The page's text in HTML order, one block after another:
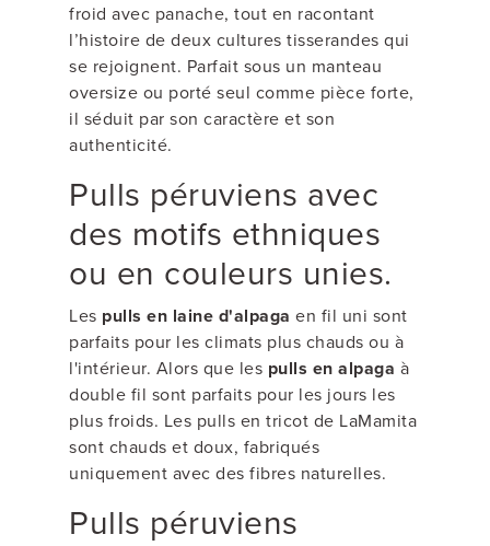
froid avec panache, tout en racontant
l’histoire de deux cultures tisserandes qui
se rejoignent. Parfait sous un manteau
oversize ou porté seul comme pièce forte,
il séduit par son caractère et son
authenticité.
Pulls péruviens avec
des motifs ethniques
ou en couleurs unies.
Les pulls en laine d'alpaga en fil uni sont
parfaits pour les climats plus chauds ou à
l'intérieur. Alors que les pulls en alpaga à
double fil sont parfaits pour les jours les
plus froids. Les pulls en tricot de LaMamita
sont chauds et doux, fabriqués
uniquement avec des fibres naturelles.
Pulls péruviens